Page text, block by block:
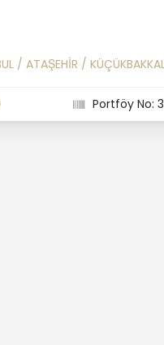
/ ATAŞEHİR /
Portföy No: